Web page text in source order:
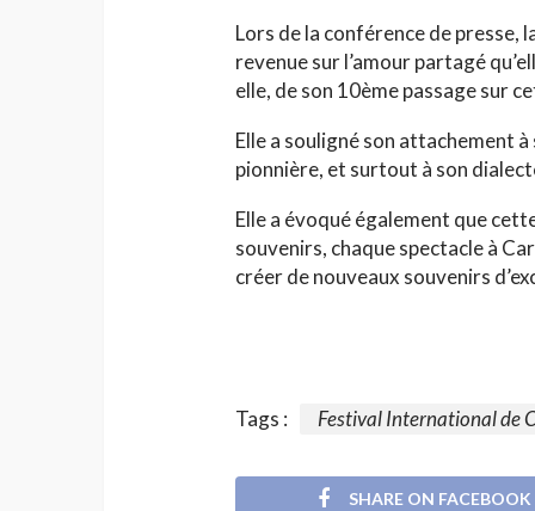
Lors de la conférence de presse,
revenue sur l’amour partagé
elle, de son 10ème passage sur
Elle a souligné son attachement
pionnière, et surtout à son
Elle a évoqué également que
souvenirs, chaque spectacle à
créer de nouveaux souvenirs
Tags : Festival International de
SHARE ON FACEBOOK